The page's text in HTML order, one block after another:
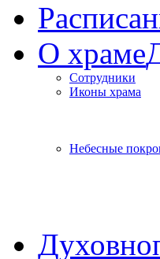
О храме
Сотрудники
Иконы храма
Небесные